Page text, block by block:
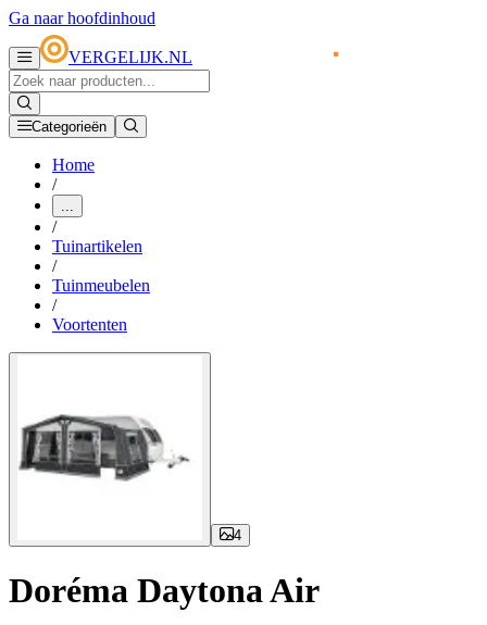
Ga naar hoofdinhoud
VERGELIJK.NL
Categorieën
Home
/
...
/
Tuinartikelen
/
Tuinmeubelen
/
Voortenten
4
Doréma Daytona Air